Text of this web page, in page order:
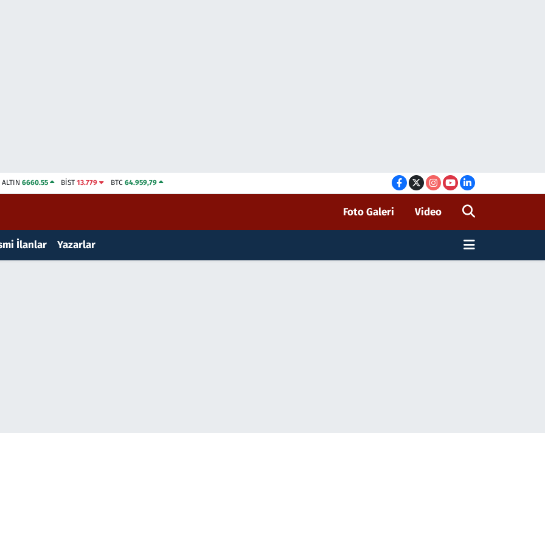
ALTIN 6660.55 BİST13.779 BTC 64.959,79
Foto Galeri Video
İlanlar Yazarlar